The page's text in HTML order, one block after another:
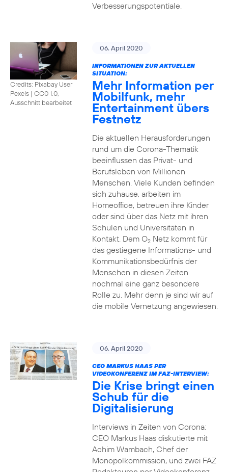
Verbesserungspotentiale.
Credits: Pixabay User
Pexels | CC0 1.0,
Ausschnitt bearbeitet
06. April 2020
INFORMATIONEN ZUR AKTUELLEN
SITUATION:
Mehr Information per
Mobilfunk, mehr
Entertainment übers
Festnetz
Die aktuellen Herausforderungen
rund um die Corona-Thematik
beeinflussen das Privat- und
Berufsleben von Millionen
Menschen. Viele Kunden befinden
sich zuhause, arbeiten im
Homeoffice, betreuen ihre Kinder
oder sind über das Netz mit ihren
Schulen und Universitäten in
Kontakt. Dem O2Netz kommt für
das gestiegene Informations- und
Kommuni­ka­tions­bedürfnis­ der
Menschen in diesen Zeiten
nochmal eine ganz besondere
Rolle zu. Mehr denn je sind wir auf
die mobile Vernetzung angewiesen.
06. April 2020
CEO MARKUS HAAS PER
VIDEOKONFERENZ IM FAZ-INTERVIEW:
Die Krise bringt einen
Schub für die
Digitalisierung
Interviews in Zeiten von Corona:
CEO Markus Haas diskutierte mit
Achim Wambach, Chef der
Monopolkommission, und zwei FAZ